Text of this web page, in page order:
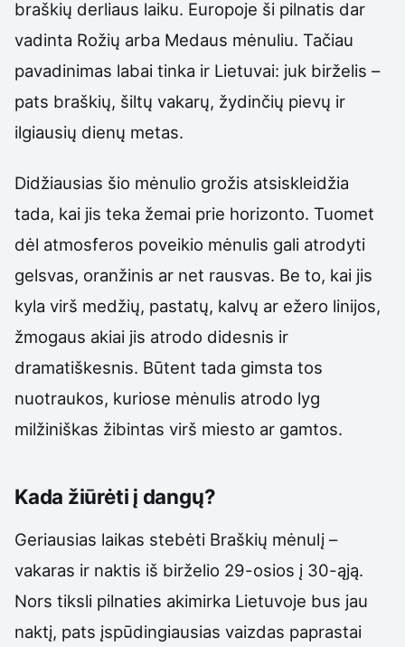
braškių derliaus laiku. Europoje ši pilnatis dar
vadinta Rožių arba Medaus mėnuliu. Tačiau
pavadinimas labai tinka ir Lietuvai: juk birželis –
pats braškių, šiltų vakarų, žydinčių pievų ir
ilgiausių dienų metas.
Didžiausias šio mėnulio grožis atsiskleidžia
tada, kai jis teka žemai prie horizonto. Tuomet
dėl atmosferos poveikio mėnulis gali atrodyti
gelsvas, oranžinis ar net rausvas. Be to, kai jis
kyla virš medžių, pastatų, kalvų ar ežero linijos,
žmogaus akiai jis atrodo didesnis ir
dramatiškesnis. Būtent tada gimsta tos
nuotraukos, kuriose mėnulis atrodo lyg
milžiniškas žibintas virš miesto ar gamtos.
Kada žiūrėti į dangų?
Geriausias laikas stebėti Braškių mėnulį –
vakaras ir naktis iš birželio 29-osios į 30-ąją.
Nors tiksli pilnaties akimirka Lietuvoje bus jau
naktį, pats įspūdingiausias vaizdas paprastai